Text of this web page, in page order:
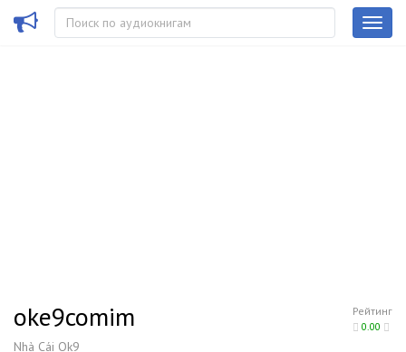
Рейтинг
0.00
oke9comim
Nhà Cái Ok9